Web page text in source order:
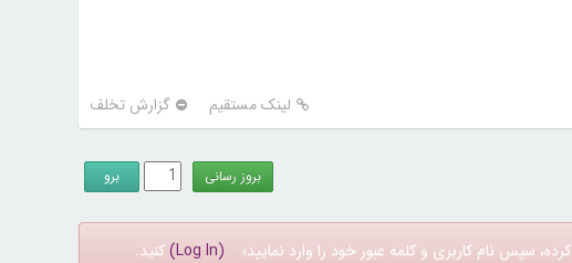
لینک مستقیم گزارش تخلف
کرده، سپس نام کاربری و کلمه عبور خود را وارد نمایید؛ (Log In) کنید.